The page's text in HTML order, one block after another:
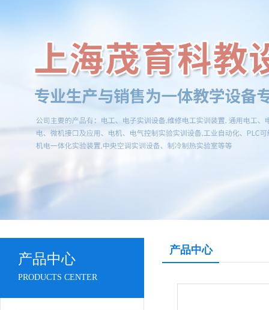
产品中心
PRODUCTS CENTER
产品中心